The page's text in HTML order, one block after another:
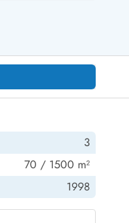
3
70 / 1500 m²
1998